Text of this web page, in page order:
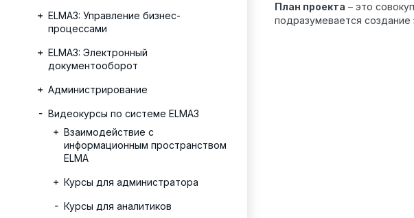
ELMA3: Управление бизнес-
процессами
ELMA3: Электронный
документооборот
Администрирование
Видеокурсы по системе ELMA3
Взаимодействие с
информационным пространством
ELMA
Курсы для администратора
Курсы для аналитиков
План проекта – это
подразумевается создание